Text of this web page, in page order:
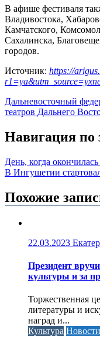
В афише фестиваля
Владивостока,
Камчатского,
Сахалинска,
городов.
Источник: https://
Дальневосточный
театров Дальнего
Навигация по
День, когда
В Ингушетии
Похожие
22.03.2023
Президент
культуры и за
Торжественная
литературы и
наград и...
Культура Новости